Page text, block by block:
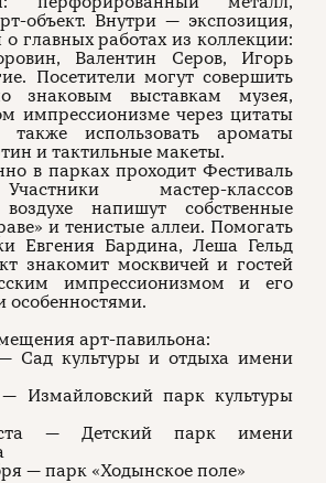
объект. Внутри — экспозиция,
главных работах из коллекции:
Валентин Серов, Игорь
Посетители могут совершить
знаковым выставкам музея,
импрессионизме через цитаты
также использовать ароматы
и тактильные макеты.
в парках проходит Фестиваль
мастер-классов
напишут собственные
и тенистые аллеи. Помогать
Евгения Бардина, Леша Гельд
знакомит москвичей и гостей
импрессионизмом и его
арт-павильона:
Сад культуры и отдыха имени
Измайловский парк культуры
— Детский парк имени
— парк «Ходынское поле»